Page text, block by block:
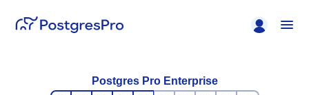
Postgres Pro Enterprise